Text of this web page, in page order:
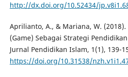
http://dx.doi.org/10.52434/
Aprilianto, A., & Mariana, W.
(Game) Sebagai Strategi
Jurnal Pendidikan Islam, 1(1), 139-
https://doi.org/10.31538/